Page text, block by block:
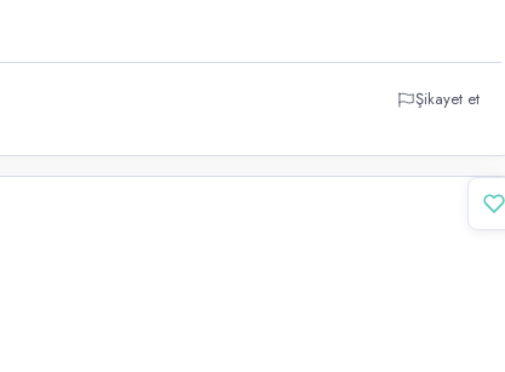
Şikayet et